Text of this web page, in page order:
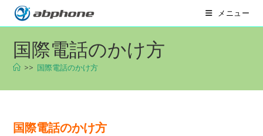
メニュー
国際電話のかけ方
>> 国際電話のかけ方
国際電話のかけ方